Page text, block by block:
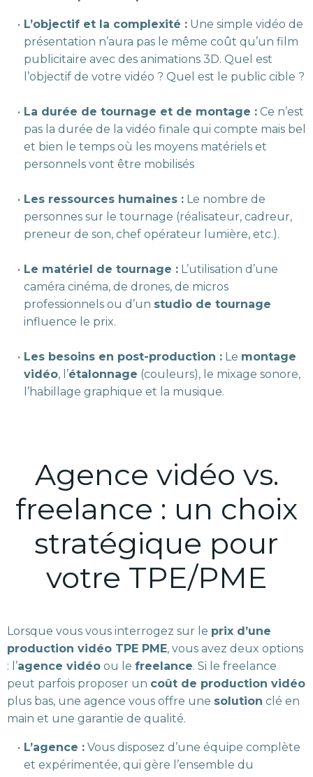
L’objectif et la complexité :Une simple vidéo de
présentation n’aura pas le même coût qu’un film
publicitaire avec des animations 3D. Quel est
l’objectif de votre vidéo ? Quel est le public cible ?
La durée de tournage et de montage :Ce n’est
pas la durée de la vidéo finale qui compte mais bel
et bien le temps où les moyens matériels et
personnels vont être mobilisés
Les ressources humaines :Le nombre de
personnes sur le tournage (réalisateur, cadreur,
preneur de son, chef opérateur lumière, etc.).
Le matériel de tournage :L’utilisation d’une
caméra cinéma, de drones, de micros
professionnels ou d’un studio de tournage
influence le prix.
Les besoins en post-production :Le montage
vidéo, l’étalonnage (couleurs), le mixage sonore,
l’habillage graphique et la musique.
Agence vidéo vs.
freelance : un choix
stratégique pour
votre TPE/PME
Lorsque vous vous interrogez sur le prix d’une
production vidéo TPE PME, vous avez deux options
: l’agence vidéo ou le freelance. Si le freelance
peut parfois proposer un coût de production vidéo
plus bas, une agence vous offre une solution clé en
main et une garantie de qualité.
L’agence :Vous disposez d’une équipe complète
et expérimentée, qui gère l’ensemble du